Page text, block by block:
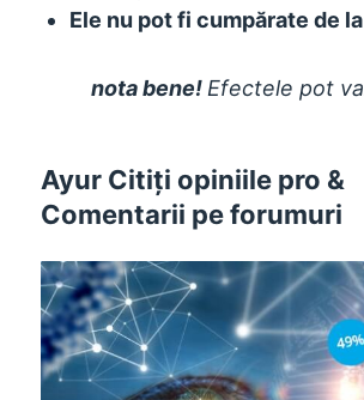
Ele nu pot fi cumpărate de
nota bene! Efectele pot
Ayur Citiți opiniile pro &
Comentarii pe forumuri